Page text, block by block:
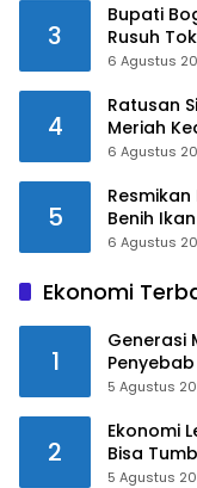
3
Bupati
Rusuh
6 Agustus
4
Ratusan
Meriah
6 Agustus
5
Benih
6 Agustus
Ekonomi
1
Generasi
5 Agustus
2
Ekonomi
Bisa
5 Agustus